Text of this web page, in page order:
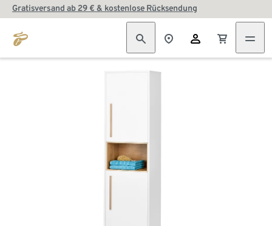
Gratisversand ab 29 € & kostenlose Rücksendung